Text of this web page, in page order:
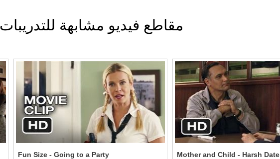
مقاطع فيديو مشابهة للتدريبات
Fun Size - Going to a Party Mother and Child - Harsh Date